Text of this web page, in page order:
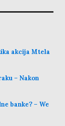
akcija Mtela
– Nakon
banke? – We